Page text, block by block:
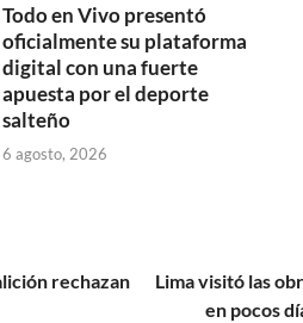
Todo en Vivo presentó
oficialmente su plataforma
digital con una fuerte
apuesta por el deporte
salteño
6 agosto, 2026
rechazan
Lima visitó las
en pocos